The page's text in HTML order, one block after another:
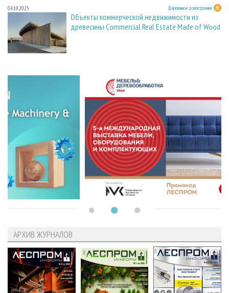
04.10.2025 Деревянное домостроение
Объекты коммерческой недвижимости из
древесины Commercial Real Estate Made of Wood
АРХИВ ЖУРНАЛОВ